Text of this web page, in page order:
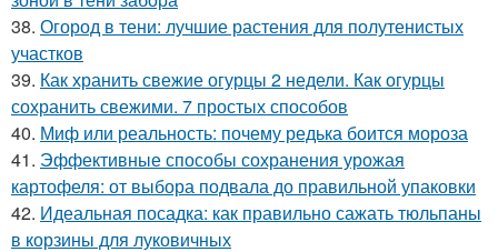
38. Огород в тени: лучшие растения для полутенистых
участков
39. Как хранить свежие огурцы 2 недели. Как огурцы
сохранить свежими. 7 простых способов
40. Миф или реальность: почему редька боится мороза
41. Эффективные способы сохранения урожая
картофеля: от выбора подвала до правильной упаковки
42. Идеальная посадка: как правильно сажать тюльпаны
в корзины для луковичных